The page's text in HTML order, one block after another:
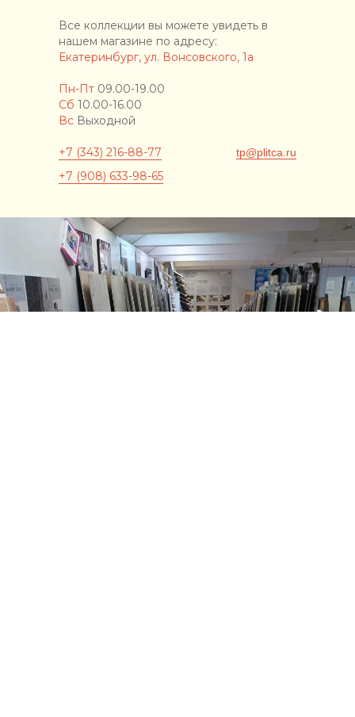
Все коллекции вы можете увидеть в
нашем магазине по адресу:
Екатеринбург, ул. Вонсовского, 1а
Пн-Пт 09.00-19.00
Сб 10.00-16.00
Вс Выходной
+7 (343) 216-88-77 tp@plitca.ru
+7 (908) 633-98-65